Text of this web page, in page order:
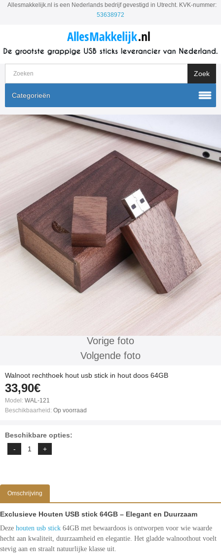
Allesmakkelijk.nl is een Nederlands bedrijf gevestigd in Utrecht. KVK-nummer:
53638972
Categorieën
Vorige foto
Volgende foto
Walnoot rechthoek hout usb stick in hout doos 64GB
33,90€
Model: WAL-121
Beschikbaarheid: Op voorraad
Beschikbare opties:
Omschrijving
Exclusieve Houten USB stick 64GB – Elegant en Duurzaam
Deze houten usb stick 64GB met bewaardoos is ontworpen voor wie waarde
hecht aan kwaliteit, duurzaamheid en elegantie. Het gladde walnoothout voelt
stevig aan en straalt natuurlijke klasse uit.